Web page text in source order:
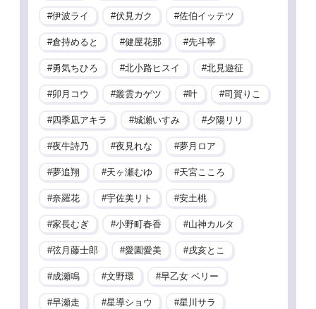
伊波ライ 伏見ガク 佐伯イッテツ
倉持めると 健屋花那 先斗寧
勇気ちひろ 北小路ヒスイ 北見遊征
卯月コウ 叢雲カゲツ 叶 司賀りこ
四季凪アキラ 城瀬いすみ 夕陽リリ
夜牛詩乃 夜見れな 夢月ロア
夢追翔 天ヶ瀬むゆ 天宮こころ
奈羅花 宇佐美リト 安土桃
家長むぎ 小野町春香 山神カルタ
弦月藤士郎 愛園愛美 戌亥とこ
成瀬鳴 文野環 早乙女 ベリー
早瀬走 星導ショウ 星川サラ